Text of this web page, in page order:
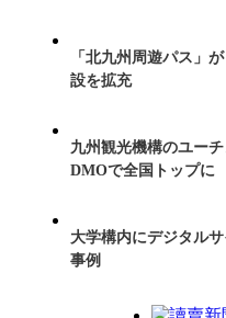
「北九州周遊パス」
設を拡充
九州観光機構のユー
DMOで全国トップに
大学構内にデジタル
事例